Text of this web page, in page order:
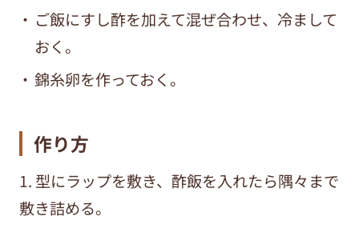
ご飯にすし酢を加えて混ぜ合わせ、冷まして
おく。
錦糸卵を作っておく。
作り方
1. 型にラップを敷き、酢飯を入れたら隅々まで
敷き詰める。